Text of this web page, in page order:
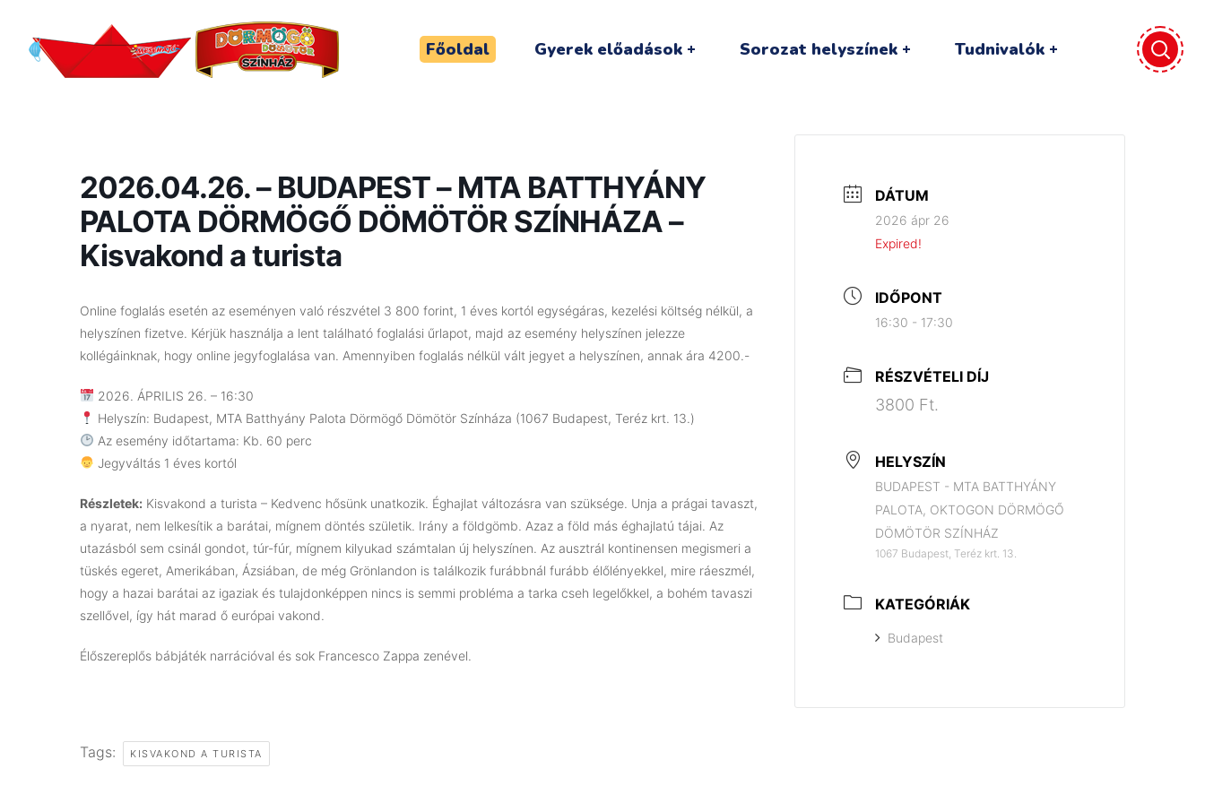
Főoldal Gyerek előadások Sorozat helyszínek Tudnivalók
2026.04.26. – BUDAPEST – MTA BATTHYÁNY
PALOTA DÖRMÖGŐ DÖMÖTÖR SZÍNHÁZA –
Kisvakond a turista
Online foglalás esetén az eseményen való részvétel 3 800 forint, 1 éves kortól egységáras, kezelési költség nélkül, a
helyszínen fizetve. Kérjük használja a lent található foglalási űrlapot, majd az esemény helyszínen jelezze
kollégáinknak, hogy online jegyfoglalása van. Amennyiben foglalás nélkül vált jegyet a helyszínen, annak ára 4200.-
2026. ÁPRILIS 26. – 16:30
Helyszín: Budapest, MTA Batthyány Palota Dörmögő Dömötör Színháza (1067 Budapest, Teréz krt. 13.)
Az esemény időtartama: Kb. 60 perc
Jegyváltás 1 éves kortól
Részletek: Kisvakond a turista – Kedvenc hősünk unatkozik. Éghajlat változásra van szüksége. Unja a prágai tavaszt,
a nyarat, nem lelkesítik a barátai, mígnem döntés születik. Irány a földgömb. Azaz a föld más éghajlatú tájai. Az
utazásból sem csinál gondot, túr-fúr, mígnem kilyukad számtalan új helyszínen. Az ausztrál kontinensen megismeri a
tüskés egeret, Amerikában, Ázsiában, de még Grönlandon is találkozik furábbnál furább élőlényekkel, mire ráeszmél,
hogy a hazai barátai az igaziak és tulajdonképpen nincs is semmi probléma a tarka cseh legelőkkel, a bohém tavaszi
szellővel, így hát marad ő európai vakond.
Élőszereplős bábjáték narrációval és sok Francesco Zappa zenével.
Tags: KISVAKOND A TURISTA
DÁTUM
2026 ápr 26
Expired!
IDŐPONT
16:30 - 17:30
RÉSZVÉTELI DÍJ
3800 Ft.
HELYSZÍN
BUDAPEST - MTA BATTHYÁNY
PALOTA, OKTOGON DÖRMÖGŐ
DÖMÖTÖR SZÍNHÁZ
1067 Budapest, Teréz krt. 13.
KATEGÓRIÁK
Budapest